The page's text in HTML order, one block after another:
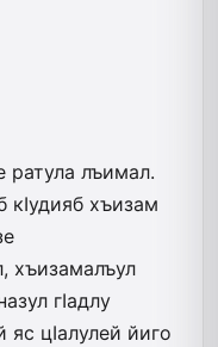
ратула лъимал.
кIудияб хъизам
хъизамалъул
гIадлу
яс цIалулей йиго